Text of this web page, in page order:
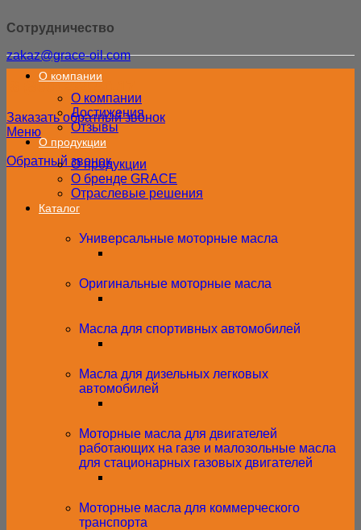
Сотрудничество
zakaz@grace-oil.com
8 (800) 234-50-17
Заказать обратный звонок
Меню
Обратный звонок
О компании
О компании
Достижения
Отзывы
О продукции
О продукции
О бренде GRACE
Отраслевые решения
Каталог
Универсальные моторные масла
Оригинальные моторные масла
Масла для спортивных автомобилей
Масла для дизельных легковых
автомобилей
Моторные масла для двигателей
работающих на газе и малозольные масла
для стационарных газовых двигателей
Моторные масла для коммерческого
транспорта